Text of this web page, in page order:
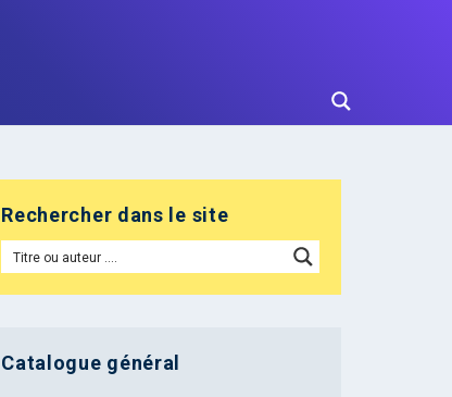
Rechercher dans le site
Catalogue général